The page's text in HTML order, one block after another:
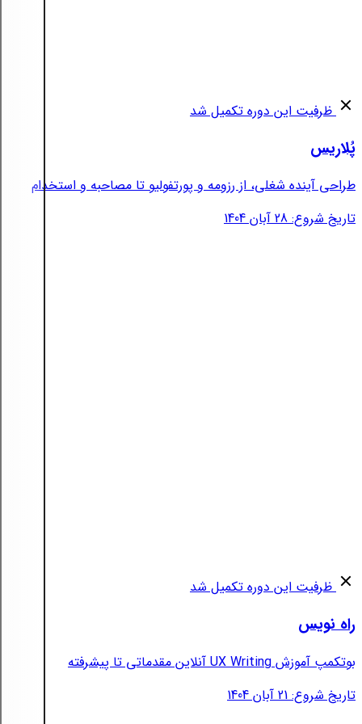
ظرفیت این دوره تکمیل شد
پُلاریس
طراحی آینده شغلی، از رزومه و پورتفولیو تا مصاحبه و استخدام
تاریخ شروع: 28 آبان 1404
ظرفیت این دوره تکمیل شد
راه نویس
بوتکمپ آموزش UX Writing آنلاین مقدماتی تا پیشرفته
تاریخ شروع: 21 آبان 1404